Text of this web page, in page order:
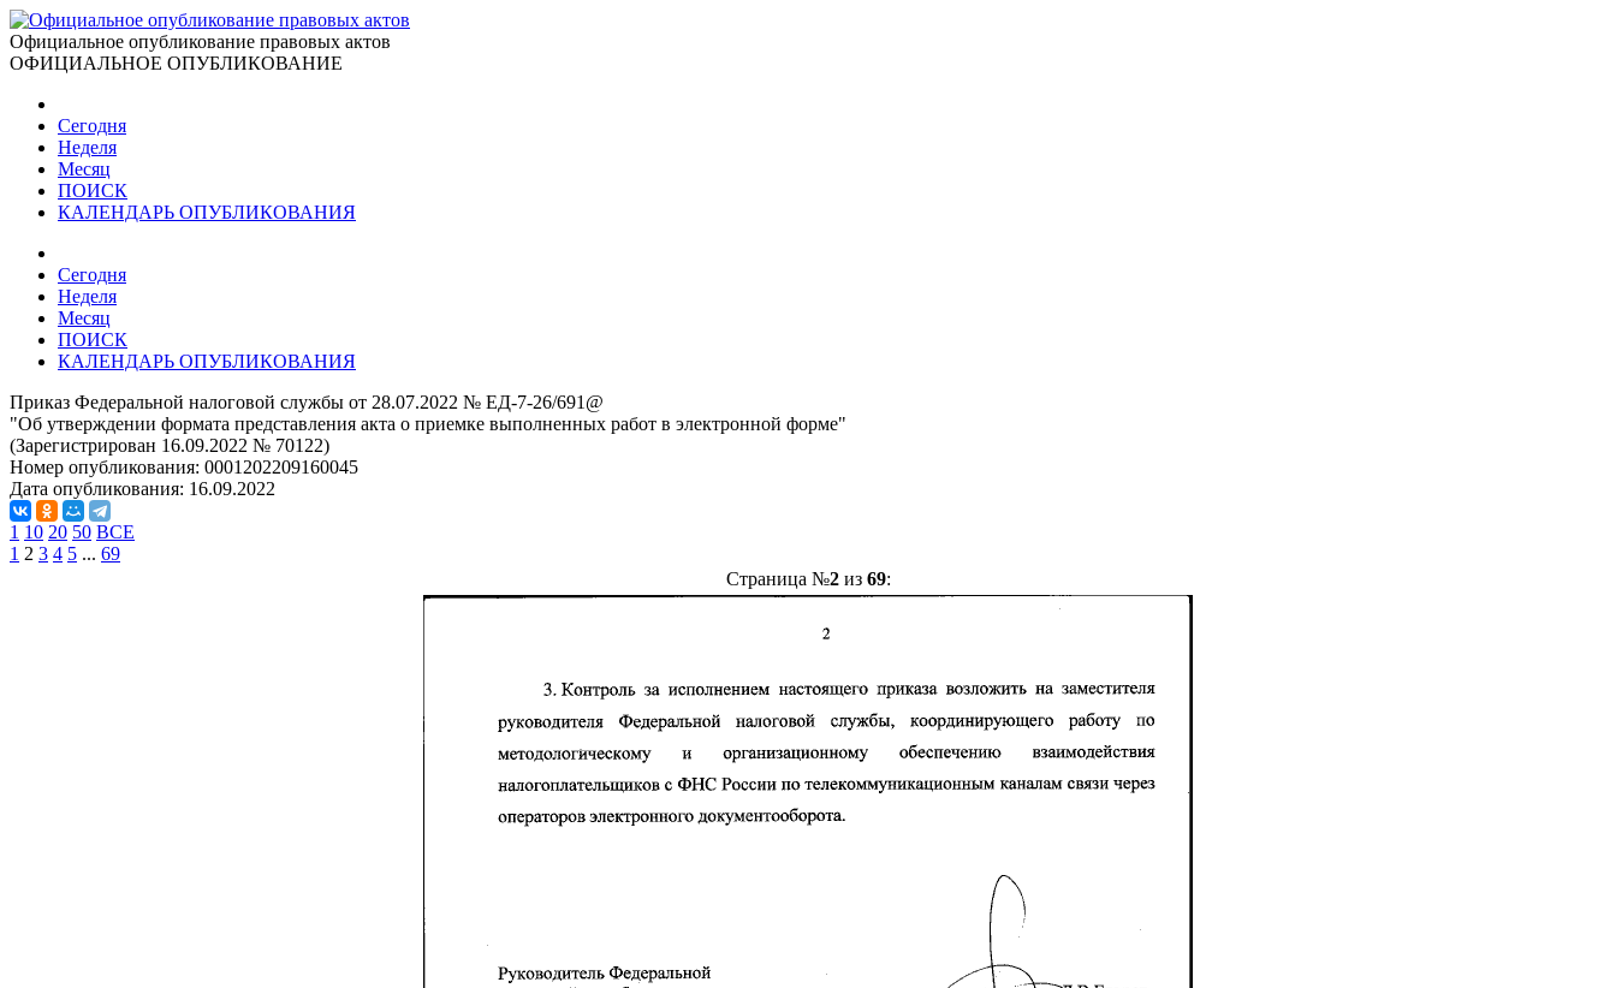
Официальное опубликование правовых актов
ОФИЦИАЛЬНОЕ ОПУБЛИКОВАНИЕ
Сегодня
Неделя
Месяц
ПОИСК
КАЛЕНДАРЬ ОПУБЛИКОВАНИЯ
Сегодня
Неделя
Месяц
ПОИСК
КАЛЕНДАРЬ ОПУБЛИКОВАНИЯ
Приказ Федеральной налоговой службы от 28.07.2022 № ЕД-7-26/691@
"Об утверждении формата представления акта о приемке выполненных работ в электронной форме"
(Зарегистрирован 16.09.2022 № 70122)
Номер опубликования: 0001202209160045
Дата опубликования: 16.09.2022
1 10 20 50 ВСЕ
1 2 3 4 5 ... 69
Страница №2из 69: